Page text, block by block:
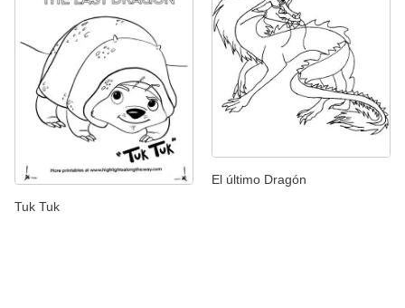
Tuk Tuk
El último Dragón